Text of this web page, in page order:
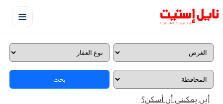
بحث
أين يمكننى أن أسكن؟